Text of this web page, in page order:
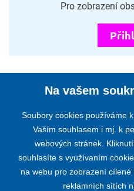
Pro zobrazení
KOMORA
Opletalova 55,
Telefon:+420 224 222
E-mail:
© 2024 KOMORA
Na vašem
Soubory cookies používáme
Vaším souhlasem i mj. k
webových stránek.
souhlasíte s využívaním
na webu pro zobrazení
reklamních sítích